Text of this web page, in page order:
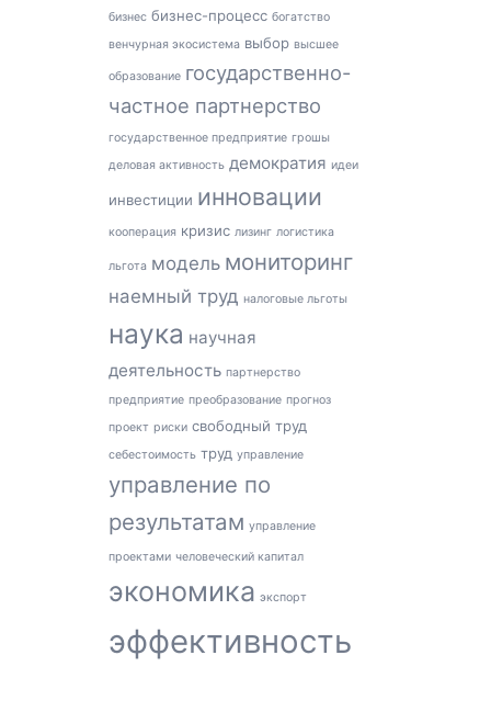
бизнес бизнес-процесс богатство
венчурная экосистема выбор высшее
образование государственно-
частное партнерство
государственное предприятие грошы
деловая активность демократия идеи
инвестиции инновации
кооперация кризис лизинг логистика
льгота модель мониторинг
наемный труд налоговые льготы
наука научная
деятельность партнерство
предприятие преобразование прогноз
проект риски свободный труд
себестоимость труд управление
управление по
результатам управление
проектами человеческий капитал
экономика экспорт
эффективность